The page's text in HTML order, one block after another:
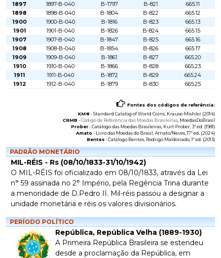
1897
1897-B-040 B-1797 B-821
665.11
1898
1898-B-040 B-1804 B-822
665.12
1900
1900-B-040 B-1816 B-823
665.13
1901
1901-B-040 B-1826 B-824
665.15
1907
1907-B-040 B-1847 B-825
665.16
1908
1908-B-040 B-1854 B-826
665.17
1909
1909-B-040 B-1861 B-827
665.20
1910
1910-B-040 B-1866 B-828
665.23
1911
1911-B-040 B-1872 B-829
665.24
1912
1912-B-040 B-1879 B-830 665.25
Fontes dos códigos de referência:
KM# -Standard Catalog of World Coins , Krause-Mishler (2014)
CRMB -Código de Referência das Moedas Brasileiras , MoedasDoBrasil
Prober-Catálogo das Moedas Brasileiras , Kurt Prober, 3ª ed. (1981)
Amato - Livro das Moedas do Brasil , Amato/Neves, 17ª ed. (2024)
Bentes-Catálogo Bentes , Rodrigo Maldonado, 1ª ed. (2013)
PADRÃO MONETÁRIO
MIL-RÉIS - Rs (08/10/1833-31/10/1942)
O MIL-RÉIS foi oficializado em 08/10/1833, através da Lei
n° 59 assinada no 2° Império, pela Regência Trina durante
a menoridade de D.Pedro II. Mil-réis passou a designar a
unidade monetária e réis os valores divisionários.
PERÍODO POLÍTICO
República, República Velha (1889-1930)
A Primeira República Brasileira se estendeu
desde a proclamação da República, em